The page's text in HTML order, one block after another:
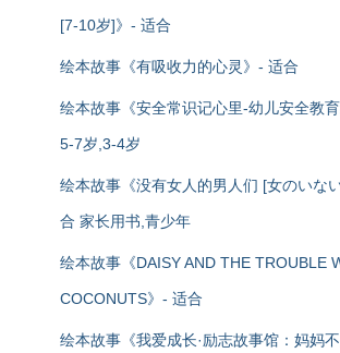
[7-10岁]》- 适合
绘本故事《有吸收力的心灵》- 适合
绘本故事《安全常识记心里-幼儿安全教
5-7岁,3-4岁
绘本故事《没有女人的男人们 [女のいな
合 家长用书,青少年
绘本故事《DAISY AND THE TROUBLE
COCONUTS》- 适合
绘本故事《我爱成长·励志故事馆：妈妈